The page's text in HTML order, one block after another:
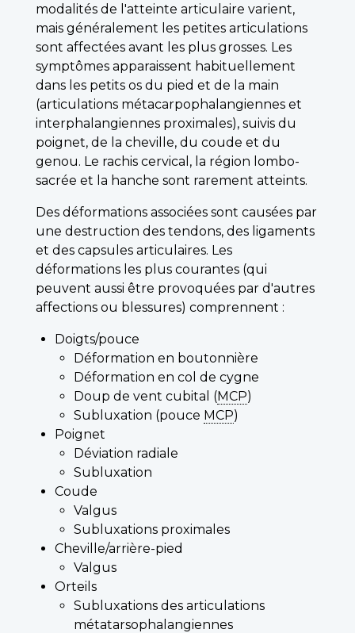
modalités de l'atteinte articulaire varient,
mais généralement les petites articulations
sont affectées avant les plus grosses. Les
symptômes apparaissent habituellement
dans les petits os du pied et de la main
(articulations métacarpophalangiennes et
interphalangiennes proximales), suivis du
poignet, de la cheville, du coude et du
genou. Le rachis cervical, la région lombo-
sacrée et la hanche sont rarement atteints.
Des déformations associées sont causées par
une destruction des tendons, des ligaments
et des capsules articulaires. Les
déformations les plus courantes (qui
peuvent aussi être provoquées par d'autres
affections ou blessures) comprennent :
Doigts/pouce
Déformation en boutonnière
Déformation en col de cygne
Doup de vent cubital (MCP)
Subluxation (pouce MCP)
Poignet
Déviation radiale
Subluxation
Coude
Valgus
Subluxations proximales
Cheville/arrière-pied
Valgus
Orteils
Subluxations des articulations
métatarsophalangiennes